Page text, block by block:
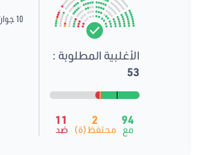
الأغلبية المطلوبة :
53
94
مع
2
محتفظ(ة)
11
ضد
10 جوان 2019